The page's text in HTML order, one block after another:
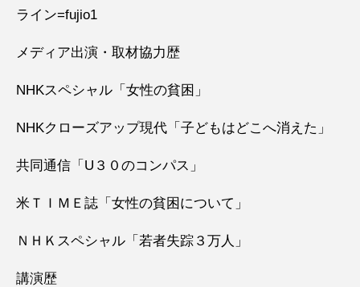
ライン=fujio1
メディア出演・取材協力歴
NHKスペシャル「女性の貧困」
NHKクローズアップ現代「子どもはどこへ消えた」
共同通信「U３０のコンパス」
米ＴＩＭＥ誌「女性の貧困について」
ＮＨＫスペシャル「若者失踪３万人」
講演歴